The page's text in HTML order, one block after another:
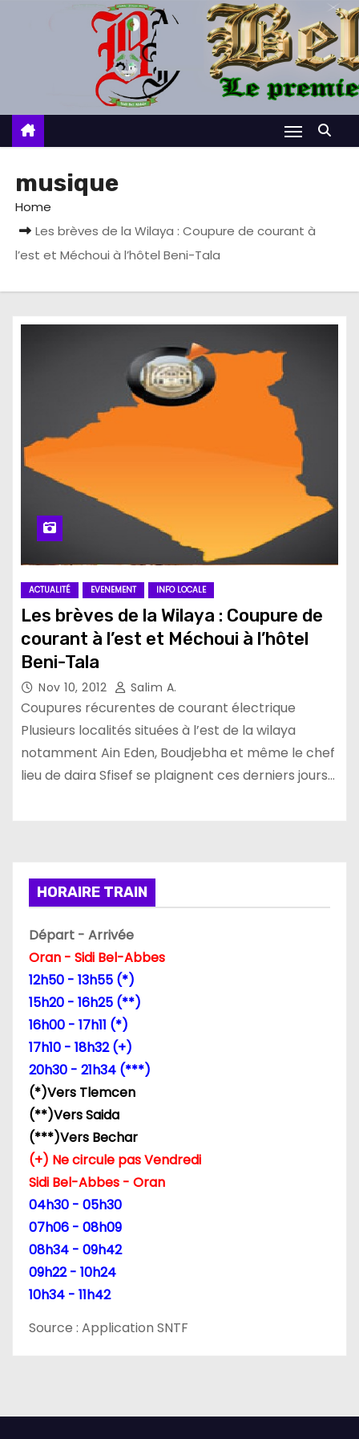
c
musique
Home
Les brèves de la Wilaya : Coupure de courant à
l’est et Méchoui à l’hôtel Beni-Tala
ACTUALITÉ EVENEMENT INFO LOCALE
Les brèves de la Wilaya : Coupure de
courant à l’est et Méchoui à l’hôtel
Beni-Tala
Nov 10, 2012 Salim A.
Coupures récurentes de courant électrique
Plusieurs localités situées à l’est de la wilaya
notamment Ain Eden, Boudjebha et même le chef
lieu de daira Sfisef se plaignent ces derniers jours…
HORAIRE TRAIN
Départ - Arrivée
Oran - Sidi Bel-Abbes
12h50 - 13h55 (*)
15h20 - 16h25 (**)
16h00 - 17h11 (*)
17h10 - 18h32 (+)
20h30 - 21h34 (***)
(*)Vers Tlemcen
(**)Vers Saida
(***)Vers Bechar
(+) Ne circule pas Vendredi
Sidi Bel-Abbes - Oran
04h30 - 05h30
07h06 - 08h09
08h34 - 09h42
09h22 - 10h24
10h34 - 11h42
Source : Application SNTF